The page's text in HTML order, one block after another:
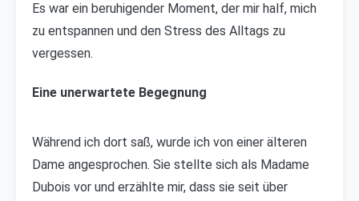
Es war ein beruhigender Moment, der mir half, mich
zu entspannen und den Stress des Alltags zu
vergessen.
Eine unerwartete Begegnung
Während ich dort saß, wurde ich von einer älteren
Dame angesprochen. Sie stellte sich als Madame
Dubois vor und erzählte mir, dass sie seit über